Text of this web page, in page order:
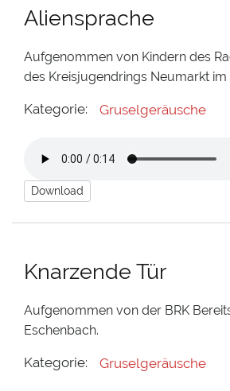
Aliensprache
Aufgenommen von Kindern des
des Kreisjugendrings Neumarkt im
Kategorie: Gruselgeräusche
Download
Knarzende Tür
Aufgenommen von der BRK
Eschenbach.
Kategorie: Gruselgeräusche